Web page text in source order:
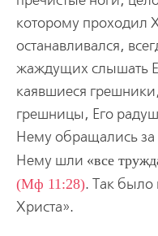
которому проходил
останавливался,
жаждущих слышать
каявшиеся
грешницы, Его
Нему обращались
Нему шли
все
(Мф 11:28). Так было
Христа».